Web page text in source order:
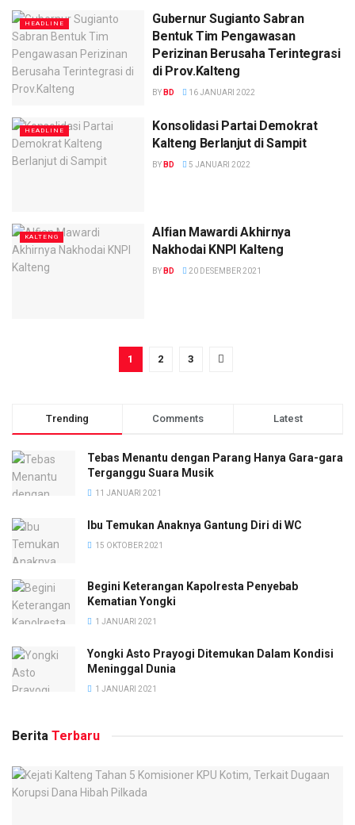
HEADLINE
Gubernur Sugianto Sabran
Bentuk Tim Pengawasan
Perizinan Berusaha Terintegrasi
di Prov.Kalteng
BY BD 16 JANUARI 2022
HEADLINE
Konsolidasi Partai Demokrat
Kalteng Berlanjut di Sampit
BY BD 5 JANUARI 2022
KALTENG
Alfian Mawardi Akhirnya
Nakhodai KNPI Kalteng
BY BD 20 DESEMBER 2021
1 2 3
Trending Comments Latest
Tebas Menantu dengan Parang Hanya Gara-gara
Terganggu Suara Musik
11 JANUARI 2021
Ibu Temukan Anaknya Gantung Diri di WC
15 OKTOBER 2021
Begini Keterangan Kapolresta Penyebab
Kematian Yongki
1 JANUARI 2021
Yongki Asto Prayogi Ditemukan Dalam Kondisi
Meninggal Dunia
1 JANUARI 2021
Berita Terbaru